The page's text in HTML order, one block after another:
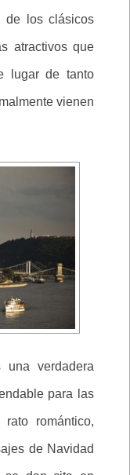
de los clásicos
atractivos que
lugar de tanto
vienen
verdadera
para las
romántico,
de Navidad